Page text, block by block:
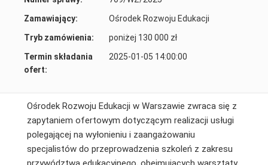
Zamawiający:
Ośrodek Rozwoju Edukacji
Tryb zamówienia:
poniżej 130 000 zł
Termin składania
ofert:
2025-01-05 14:00:00
Ośrodek Rozwoju Edukacji w Warszawie zwraca się z
zapytaniem ofertowym dotyczącym realizacji usługi
polegającej na wyłonieniu i zaangażowaniu
specjalistów do przeprowadzenia szkoleń z zakresu